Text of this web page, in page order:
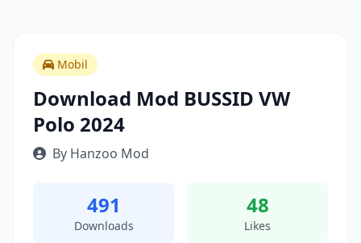
Mobil
Download Mod BUSSID VW
Polo 2024
By Hanzoo Mod
491
Downloads
48
Likes